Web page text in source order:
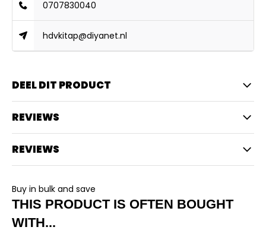
0707830040
hdvkitap@diyanet.nl
DEEL DIT PRODUCT
REVIEWS
REVIEWS
Buy in bulk and save
THIS PRODUCT IS OFTEN BOUGHT
WITH...